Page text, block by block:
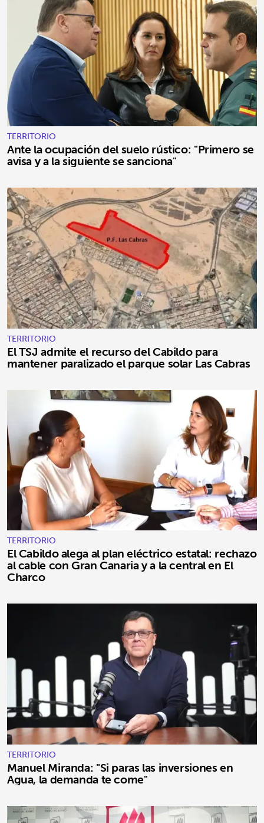
TERRITORIO
Ante la ocupación del suelo rústico: "Primero se
avisa y a la siguiente se sanciona"
TERRITORIO
El TSJ admite el recurso del Cabildo para
mantener paralizado el parque solar Las Cabras
TERRITORIO
El Cabildo alega al plan eléctrico estatal: rechazo
al cable con Gran Canaria y a la central en El
Charco
TERRITORIO
Manuel Miranda: "Si paras las inversiones en
Agua, la demanda te come"